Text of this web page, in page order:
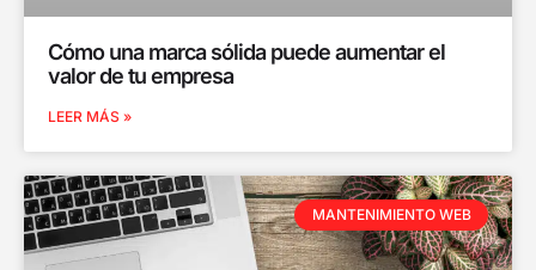
Cómo una marca sólida puede aumentar el
valor de tu empresa
LEER MÁS »
MANTENIMIENTO WEB